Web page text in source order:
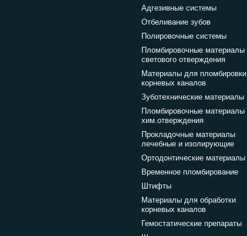
Адгезивные системы
Отбеливание зубов
Полировочные системы
Пломбировочные материалы
светового отверждения
Материалы для пломбировки
корневых каналов
Зуботехнические материалы
Пломбировочные материалы
хим.отверждения
Прокладочные материалы
лечебные и изолирующие
Ортодонтические материалы
Временное пломбирование
Штифты
Материалы для обработки
корневых каналов
Гемостатические препараты